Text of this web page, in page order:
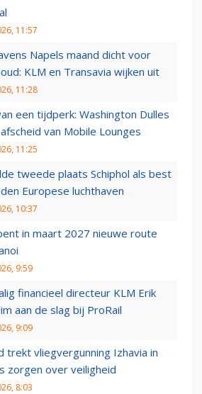
11:57
Napels maand dicht voor
KLM en Transavia wijken uit
11:28
een tijdperk: Washington Dulles
van Mobile Lounges
11:25
tweede plaats Schiphol als best
Europese luchthaven
10:37
in maart 2027 nieuwe route
9:59
financieel directeur KLM Erik
aan de slag bij ProRail
9:09
trekt vliegvergunning Izhavia in
zorgen over veiligheid
8:03